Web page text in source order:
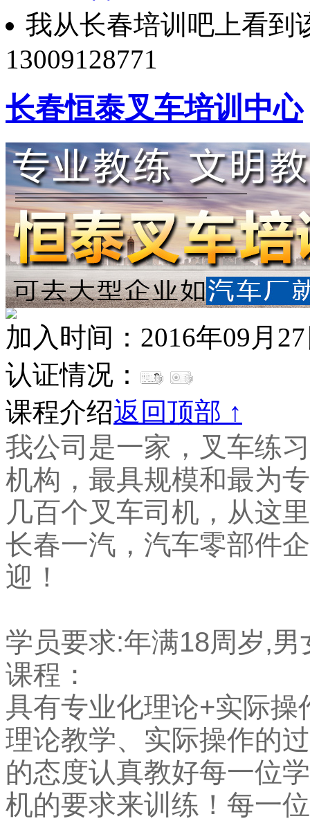
我从长春培训吧上看到
13009128771
长春恒泰叉车培训中心
加入时间：2016年09月
认证情况：
课程介绍返回顶部 ↑
我公司是一家，叉​‌‌车练
机构，最具规模和最为
几百个叉车司机，从这
长春一汽，汽车零部件
迎！
学员要求:年满18周岁,
课程：
具有专业化理论+实际
理论教学、实际操作的
的态度认真教好每一位
机的要求来训练！每一